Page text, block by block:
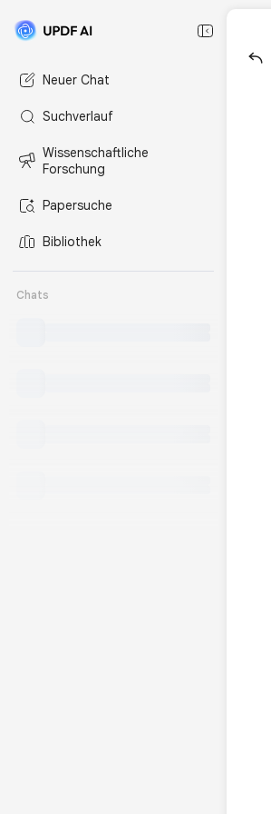
Neuer Chat
Suchverlauf
Wissenschaftliche
Forschung
Papersuche
Bibliothek
Chats